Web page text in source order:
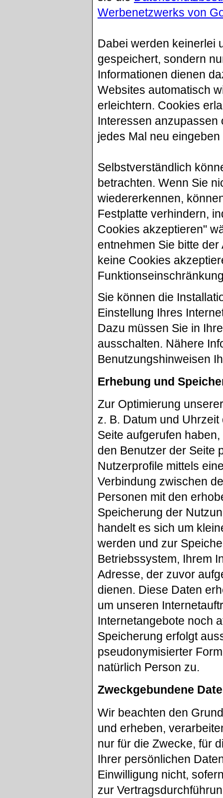
Werbenetzwerks von
Dabei werden keinerlei
gespeichert, sondern
Informationen dienen
Websites automatisch
erleichtern. Cookies
Interessen anzupassen
jedes Mal neu
Selbstverständlich
betrachten. Wenn Sie
wiedererkennen,
Festplatte verhindern,
Cookies akzeptieren"
entnehmen Sie bitte
keine Cookies
Sie können die
Einstellung Ihres
Dazu müssen Sie in
ausschalten. Nähere
Benutzungshinweisen
Erhebung und
Zur Optimierung
z. B. Datum und
Seite aufgerufen
den Benutzer der Seite
Nutzerprofile mittels
Verbindung zwischen
Personen mit den
Speicherung der
handelt es sich um
werden und zur
Betriebssystem, Ihrem
Adresse, der zuvor
dienen. Diese Daten
um unseren
Internetangebote noch
Speicherung erfolgt
pseudonymisierter
natürlich Person zu.
Zweckgebundene
Wir beachten den
und erheben,
nur für die Zwecke, für
Ihrer persönlichen
Einwilligung nicht,
zur